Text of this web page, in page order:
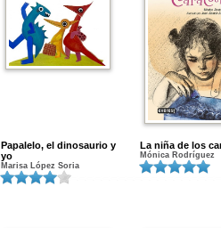
Papalelo, el dinosaurio y
yo
Marisa López Soria
La niña de los
Mónica Rodríguez